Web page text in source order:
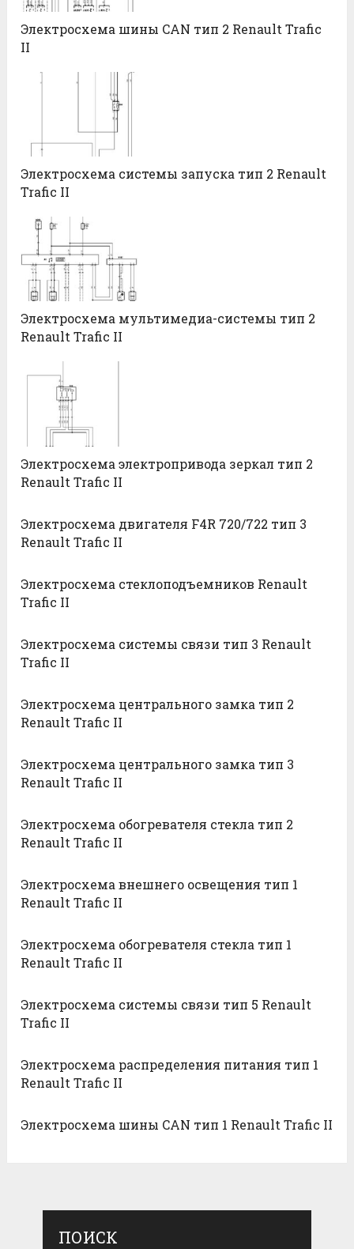
Электросхема шины CAN тип 2 Renault Trafic
II
Электросхема системы запуска тип 2 Renault
Trafic II
Электросхема мультимедиа-системы тип 2
Renault Trafic II
Электросхема электропривода зеркал тип 2
Renault Trafic II
Электросхема двигателя F4R 720/722 тип 3
Renault Trafic II
Электросхема стеклоподъемников Renault
Trafic II
Электросхема системы связи тип 3 Renault
Trafic II
Электросхема центрального замка тип 2
Renault Trafic II
Электросхема центрального замка тип 3
Renault Trafic II
Электросхема обогревателя стекла тип 2
Renault Trafic II
Электросхема внешнего освещения тип 1
Renault Trafic II
Электросхема обогревателя стекла тип 1
Renault Trafic II
Электросхема системы связи тип 5 Renault
Trafic II
Электросхема распределения питания тип 1
Renault Trafic II
Электросхема шины CAN тип 1 Renault Trafic II
ПОИСК